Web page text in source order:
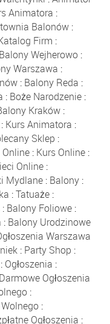
Animatora :
Balonów :
Firm :
Balony Wejherowo:
Warszawa :
: Balony Reda :
: Boże Narodzenie:
Kraków :
: Kurs Animatora :
Sklep :
: Kurs Online:
Online :
Mydlane : Balony :
:Tatuaże:
: Balony Foliowe :
: Balony Urodzinowe
Warszawa
: Party Shop :
Ogłoszenia :
Darmowe Ogłoszenia
:
:
Ogłoszenia :